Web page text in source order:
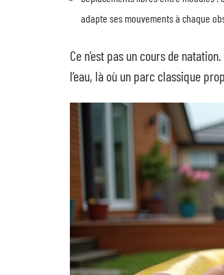
adapte ses mouvements à chaque
Ce n’est pas un cours de
l’eau, là où un parc classique